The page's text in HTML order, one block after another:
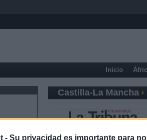
- Su privacidad es importante para
Inicio
Castilla-La Mancha